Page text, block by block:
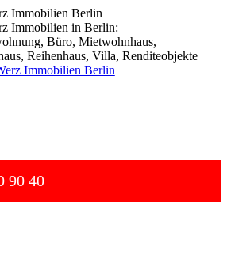
Immobilien Berlin
Immobilien in Berlin:
Büro, Mietwohnhaus,
Reihenhaus, Villa, Renditeobjekte
90 40